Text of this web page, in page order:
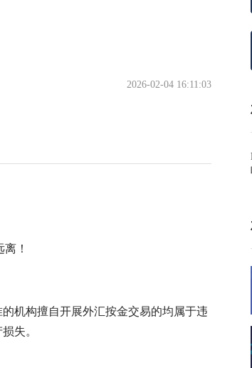
2026-02-04 16:11:03
！
机构擅自开展外汇按金交易的均属于违
失。